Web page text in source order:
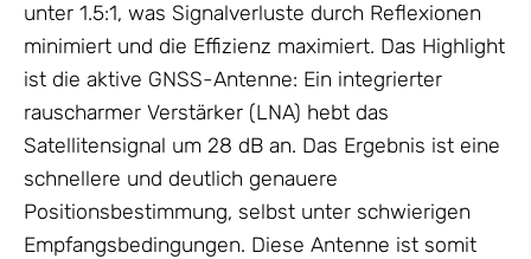
unter 1.5:1, was Signalverluste durch Reflexionen
minimiert und die Effizienz maximiert. Das Highlight
ist die aktive GNSS-Antenne: Ein integrierter
rauscharmer Verstärker (LNA) hebt das
Satellitensignal um 28 dB an. Das Ergebnis ist eine
schnellere und deutlich genauere
Positionsbestimmung, selbst unter schwierigen
Empfangsbedingungen. Diese Antenne ist somit